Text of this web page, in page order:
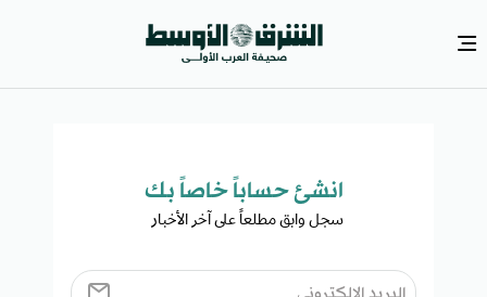
انشئ حساباً خاصاً بك​
سجل وابق مطلعاً على آخر الأخبار ​